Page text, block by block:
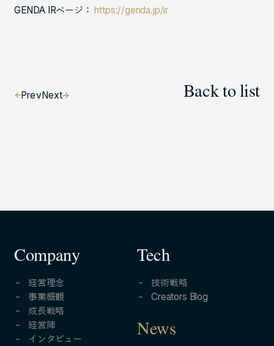
GENDA IRページ：https://genda.jp/ir
Prev Next Back to list
Company
経営理念
事業概観
成長戦略
経営陣
インタビュー
Tech
技術戦略
Creators Blog
News